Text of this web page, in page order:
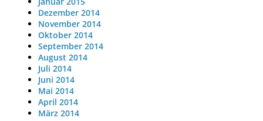
Dezember 2014
November 2014
Oktober 2014
September 2014
August 2014
Juli 2014
Juni 2014
Mai 2014
April 2014
März 2014